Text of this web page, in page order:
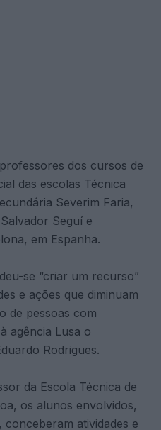
dos cursos de
das escolas Técnica
Severim Faria,
Seguí e
em Espanha.
se “criar um recurso”
e ações que diminuam
de pessoas com
agência Lusa o
Rodrigues.
da Escola Técnica de
os alunos envolvidos,
atividades e